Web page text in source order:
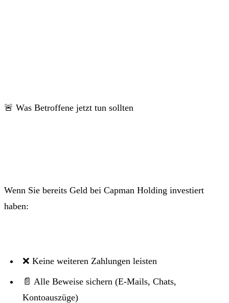
🚨 Was Betroffene jetzt tun sollten
Wenn Sie bereits Geld bei Capman Holding investiert
haben:
❌ Keine weiteren Zahlungen leisten
📄 Alle Beweise sichern (E-Mails, Chats,
Kontoauszüge)